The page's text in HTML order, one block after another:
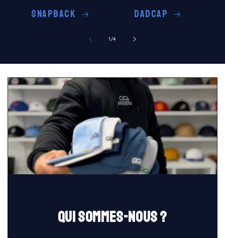
SNAPBACK DADCAP
1/de
4
Qui sommes-nous ?